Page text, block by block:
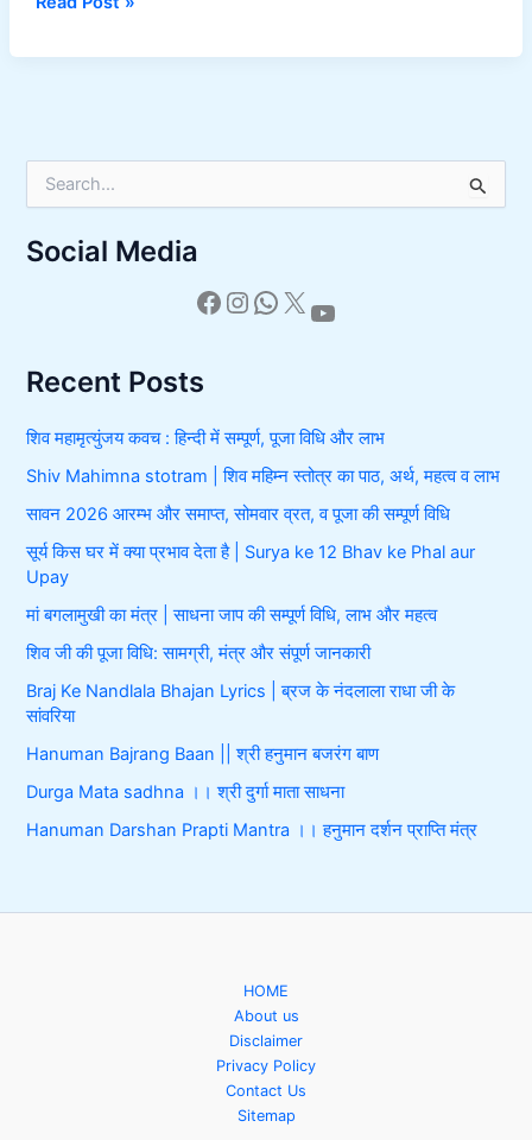
e
r
r
:
Social Media
Recent Posts
शिव महामृत्युंजय कवच : हिन्दी में सम्पूर्ण, पूजा विधि और लाभ
Shiv Mahimna stotram | शिव महिम्न स्तोत्र का पाठ, अर्थ, महत्व व लाभ
सावन 2026 आरम्भ और समाप्त, सोमवार व्रत, व पूजा की सम्पूर्ण विधि
सूर्य किस घर में क्या प्रभाव देता है | Surya ke 12 Bhav ke Phal aur
Upay
मां बगलामुखी का मंत्र | साधना जाप की सम्पूर्ण विधि, लाभ और महत्व
शिव जी की पूजा विधि: सामग्री, मंत्र और संपूर्ण जानकारी
Braj Ke Nandlala Bhajan Lyrics | ब्रज के नंदलाला राधा जी के
सांवरिया
Hanuman Bajrang Baan || श्री हनुमान बजरंग बाण
Durga Mata sadhna ।। श्री दुर्गा माता साधना
Hanuman Darshan Prapti Mantra ।। हनुमान दर्शन प्राप्ति मंत्र
HOME
About us
Disclaimer
Privacy Policy
Contact Us
Sitemap